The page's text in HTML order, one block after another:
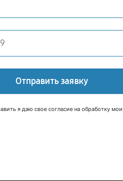
Отправить заявку
я даю свое согласие на обработку